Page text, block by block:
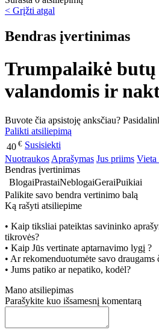
< Grįžti atgal
Bendras įvertinimas
Trumpalaikė butų
valandomis ir
Buvote čia apsistoję anksčiau?
Palikti atsiliepimą
40 € Susisiekti
Nuotraukos Aprašymas Jus priims Vieta
Bendras įvertinimas
BlogaiPrastaiNeblogaiGeraiPuikiai
Palikite savo bendra vertinimo balą
Ką rašyti atsiliepime
• Kaip tiksliai pateiktas savininko
tikrovės?
• Kaip Jūs vertinate aptarnavimo lygį ?
• Ar rekomenduotumėte savo draugams
• Jums patiko ar nepatiko, kodėl?
Mano atsiliepimas
Parašykite kuo išsamesnį komentarą